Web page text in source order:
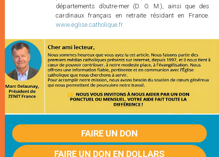
départements d’outre-mer (D. O. M.), ainsi que des
cardinaux français en retraite résidant en France.
www.eglise.catholique.fr
FAIRE UN DON
FAIRE UN DON EN DOLLARS